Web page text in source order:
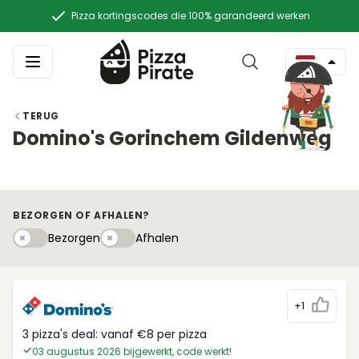
Pizza kortingscodes die 100% garandeerd werken
TERUG
Domino's Gorinchem Gildenweg
BEZORGEN OF AFHALEN?
BezorgenBezorgenAfhalenyAfhalen
+1
3 pizza's deal: vanaf €8 per pizza
03 augustus 2026 bijgewerkt, code werkt!